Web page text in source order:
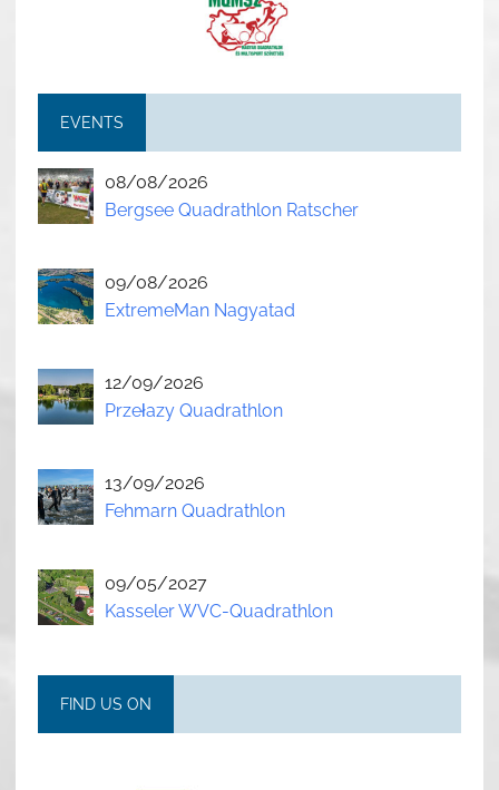
EVENTS
08/08/2026
Bergsee Quadrathlon Ratscher
09/08/2026
ExtremeMan Nagyatad
12/09/2026
Przełazy Quadrathlon
13/09/2026
Fehmarn Quadrathlon
09/05/2027
Kasseler WVC-Quadrathlon
FIND US ON